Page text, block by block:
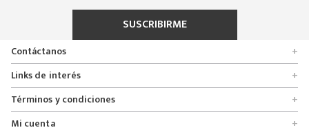
SUSCRIBIRME
Contáctanos
+
Encuentra tu tienda
Formulario de solicitudes
Servicio al cliente
Links de interés +
Quienes somos
Políticas de entrega, cambio y devolución
Políticas de privacidad
Términos y condiciones +
Promociones
Mi cuenta +